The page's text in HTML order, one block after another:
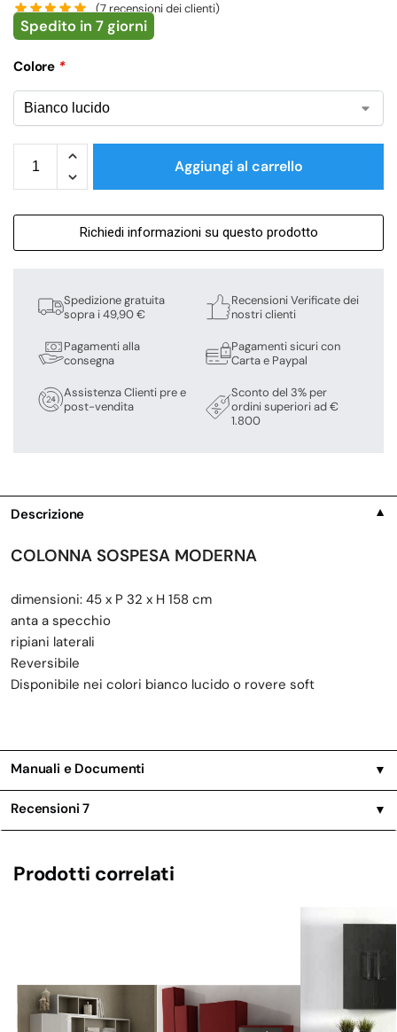
(7recensioni dei clienti)
Spedito in 7 giorni
Colore *
Aggiungi al carrello
Richiedi informazioni su questo prodotto
Spedizione gratuita
sopra i 49,90 €
Pagamenti alla
consegna
Assistenza Clienti pre e
post-vendita
Recensioni Verificate dei
nostri clienti
Pagamenti sicuri con
Carta e Paypal
Sconto del 3% per
ordini superiori ad €
1.800
Descrizione ▼
COLONNA SOSPESA MODERNA
dimensioni: 45 x P 32 x H 158 cm
anta a specchio
ripiani laterali
Reversibile
Disponibile nei colori bianco lucido o rovere soft
Manuali e Documenti ▼
Recensioni7 ▼
Prodotti correlati